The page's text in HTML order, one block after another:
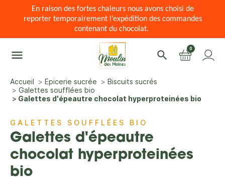
En raison des fortes chaleurs nous avons choisi de
reporter temporairement l’expédition des commandes
contenant du chocolat.
menu search 0
Accueil Epicerie sucrée
Biscuits sucrés
Galettes soufflées bio
Galettes d'épeautre chocolat hyperproteinées bio
GALETTES SOUFFLÉES BIO
Galettes d'épeautre
chocolat hyperproteinées
bio